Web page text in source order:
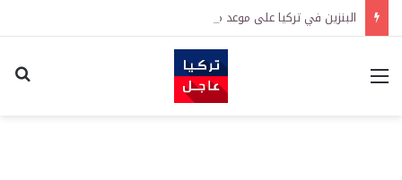
البنزين في تركيا على موعد مع زيادة جديدة.. كم سترتفع الأسعار؟
القائمة